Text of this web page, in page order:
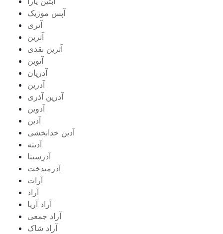
آپس موزیک
آتری
آترین
آترین نقدی
آتوین
آدریان
آدرین
آدرین آذری
آدوین
آدین
آدین خدابخشی
آدینه
آذرسینا
آذرمیدخت
آرات
آراد
آراد آریا
آراد جمعی
آراد شاک